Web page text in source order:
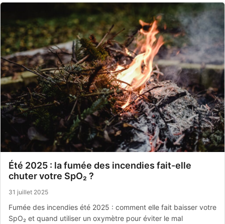
Été 2025 : la fumée des incendies fait-elle
chuter votre SpO₂ ?
31 juillet 2025
Fumée des incendies été 2025 : comment elle fait baisser votre
SpO₂ et quand utiliser un oxymètre pour éviter le mal